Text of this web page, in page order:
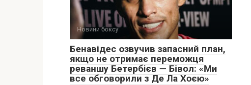
Новини боксу
Бенавідес озвучив запасний план,
якщо не отримає переможця
реваншу Бетербієв — Бівол: «Ми
все обговорили з Де Ла Хоєю»